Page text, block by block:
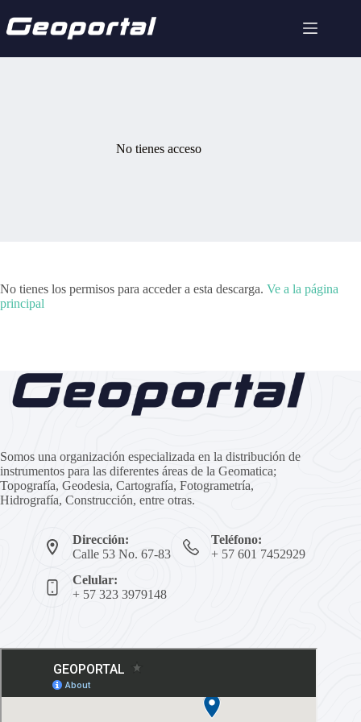
contenido
No tienes acceso
No tienes los permisos para acceder a esta descarga. Ve a la página
principal
Somos una organización especializada en la distribución de
instrumentos para las diferentes áreas de la Geomatica;
Topografía, Geodesia, Cartografía, Fotogrametría,
Hidrografía, Construcción, entre otras.
Dirección:
Calle 53 No. 67-83
Teléfono:
+ 57 601 7452929
Celular:
+ 57 323 3979148